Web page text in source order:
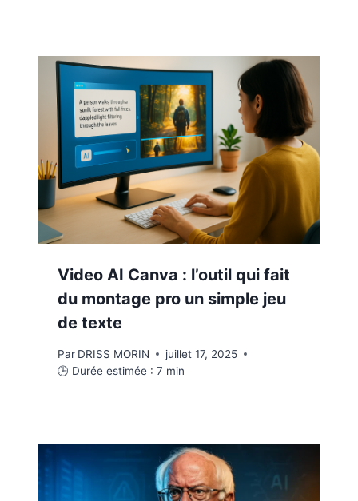
Video AI Canva : l’outil qui fait
du montage pro un simple jeu
de texte
Par DRISS MORIN
juillet 17, 2025
🕒 Durée estimée : 7 min